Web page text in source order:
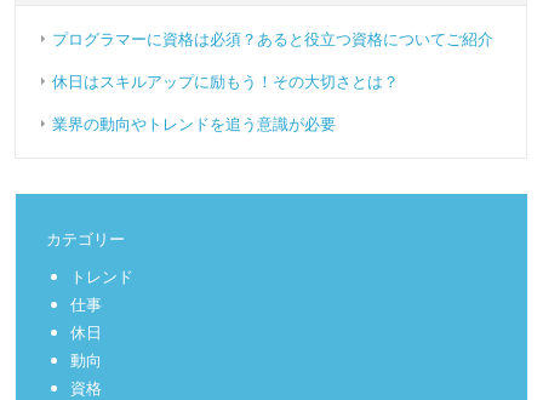
プログラマーに資格は必須？あると役立つ資格についてご紹介
休日はスキルアップに励もう！その大切さとは？
業界の動向やトレンドを追う意識が必要
カテゴリー
トレンド
仕事
休日
動向
資格